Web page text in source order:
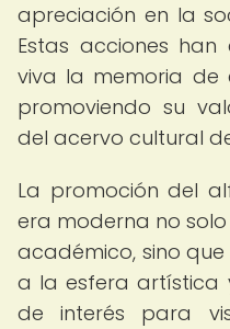
apreciación en la
Estas acciones
viva la memoria de
promoviendo su
del acervo cultural
La promoción del
era moderna no
académico, sino
a la esfera artística
de interés para